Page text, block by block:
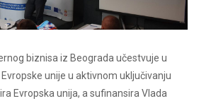
biznisa iz Beograda učestvuje u
unije u aktivnom uključivanju
Evropska unija, a sufinansira Vlada